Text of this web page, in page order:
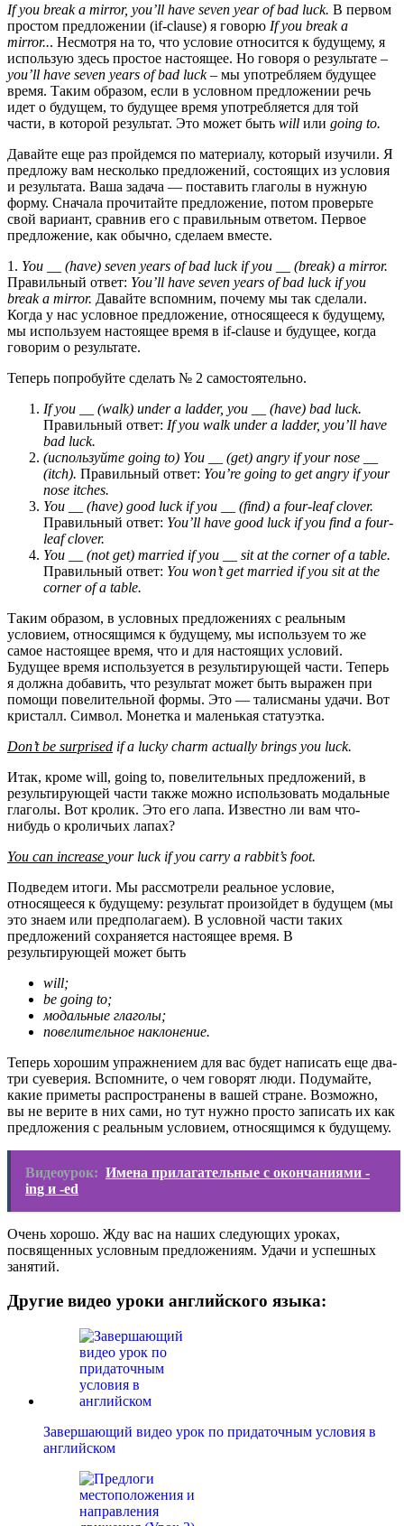
If you break a mirror, you’ll have seven year of bad luck. В первом
простом предложении (if-clause) я говорю If you break a
mirror... Несмотря на то, что условие относится к будущему, я
использую здесь простое настоящее. Но говоря о результате –
you’ll have seven years of bad luck– мы употребляем будущее
время. Таким образом, если в условном предложении речь
идет о будущем, то будущее время употребляется для той
части, в которой результат. Это может быть will или going to.
Давайте еще раз пройдемся по материалу, который изучили. Я
предложу вам несколько предложений, состоящих из условия
и результата. Ваша задача — поставить глаголы в нужную
форму. Сначала прочитайте предложение, потом проверьте
свой вариант, сравнив его с правильным ответом. Первое
предложение, как обычно, сделаем вместе.
1. You __ (have) seven years of bad luck if you __ (break) a mirror.
Правильный ответ: You’ll have seven years of bad luck if you
break a mirror. Давайте вспомним, почему мы так сделали.
Когда у нас условное предложение, относящееся к будущему,
мы используем настоящее время в if-clause и будущее, когда
говорим о результате.
Теперь попробуйте сделать № 2 самостоятельно.
If you __ (walk) under a ladder, you __ (have) bad luck.
Правильный ответ: If you walk under a ladder, you’ll have
bad luck.
(используйте going to) You __ (get) angry if your nose __
(itch). Правильный ответ: You’re going to get angry if your
nose itches.
You __ (have) good luck if you __ (find) a four-leaf clover.
Правильный ответ: You’ll have good luck if you find a four-
leaf clover.
You __ (not get) married if you __ sit at the corner of a table.
Правильный ответ: You won’t get married if you sit at the
corner of a table.
Таким образом, в условных предложениях с реальным
условием, относящимся к будущему, мы используем то же
самое настоящее время, что и для настоящих условий.
Будущее время используется в результирующей части. Теперь
я должна добавить, что результат может быть выражен при
помощи повелительной формы. Это — талисманы удачи. Вот
кристалл. Символ. Монетка и маленькая статуэтка.
Don’t be surprised if a lucky charm actually brings you luck.
Итак, кроме will, going to, повелительных предложений, в
результирующей части также можно использовать модальные
глаголы. Вот кролик. Это его лапа. Известно ли вам что-
нибудь о кроличьих лапах?
You can increase your luck if you carry a rabbit’s foot.
Подведем итоги. Мы рассмотрели реальное условие,
относящееся к будущему: результат произойдет в будущем (мы
это знаем или предполагаем). В условной части таких
предложений сохраняется настоящее время. В
результирующей может быть
will;
be going to;
модальные глаголы;
повелительное наклонение.
Теперь хорошим упражнением для вас будет написать еще два-
три суеверия. Вспомните, о чем говорят люди. Подумайте,
какие приметы распространены в вашей стране. Возможно,
вы не верите в них сами, но тут нужно просто записать их как
предложения с реальным условием, относящимся к будущему.
Видеоурок: Имена прилагательные с окончаниями -
ing и -ed
Очень хорошо. Жду вас на наших следующих уроках,
посвященных условным предложениям. Удачи и успешных
занятий.
Другие видео уроки английского языка:
Завершающий видео урок по придаточным условия в
английском